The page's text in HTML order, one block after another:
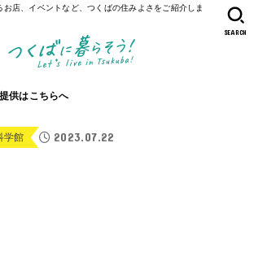
お店、イベントなど、つくばの住みよさをご紹介しま
供はこちらへ
SEARCH
学館 2023.07.22